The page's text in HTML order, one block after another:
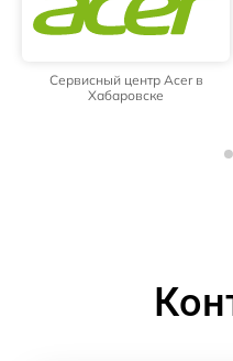
Сервисный центр Acer в
Хабаровске